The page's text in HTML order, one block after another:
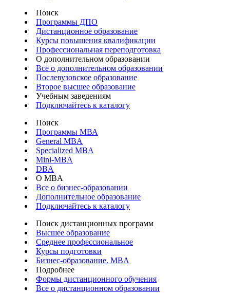
Поиск
Программы ДПО
Дистанционное образование
Курсы повышения квалификации
Профессиональная переподготовка
О дополнительном образовании
Все о дополнительном образовании
Послевузовское образование
Второе высшее образование
Учебным заведениям
Подключайтесь к каталогу
Поиск
Программы МВА
General MBA
Specialized MBA
Mini-MBA
DBA
О MBA
Все о бизнес-образовании
Дополнительное образование
Подключайтесь к каталогу
Поиск дистанционных программ
Высшее образование
Среднее профессиональное
Курсы подготовки
Бизнес-образование. MBA
Подробнее
Формы дистанционного обучения
Все о дистанционном образовании